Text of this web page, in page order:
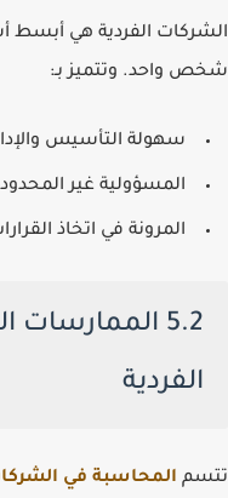
الشركات الفردية هي أبسط
شخص واحد. وتتميز بـ:
سهولة التأسيس
المسؤولية غير
المرونة في اتخاذ
5.2
الفردية
تتسم المحاسبة في